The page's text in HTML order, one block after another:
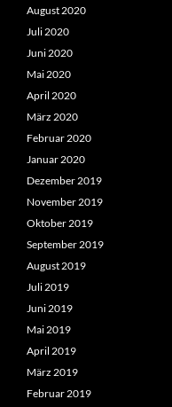
August 2020
Juli 2020
Juni 2020
Mai 2020
April 2020
März 2020
Februar 2020
Januar 2020
Dezember 2019
November 2019
Oktober 2019
September 2019
August 2019
Juli 2019
Juni 2019
Mai 2019
April 2019
März 2019
Februar 2019